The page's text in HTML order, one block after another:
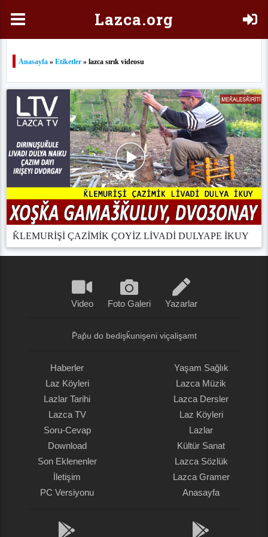
Lazca.org
Anasayfa » Etiketler » lazca sırık videosu
ǨLEMURİŞİ ÇAZİMİK ÇOYİZ LİVADİ DULYAPE İKUY
Video Foto Galeri Yazarlar
P̌ap̌u do bedişǩunişeni viçalişamt
Haberler
Laz Köyleri
Lazlar Tarihi
Lazca TV
Soru-Cevap
Download
Son Eklenenler
İletişim
PC Versiyonu
Yaşam Sağlık
Lazca Müzik
Lazca Dersler
Laz Köyleri
Lazlar
Kültür Sanat
Lazca Sözlük
Lazca Gramer
Anasayfa